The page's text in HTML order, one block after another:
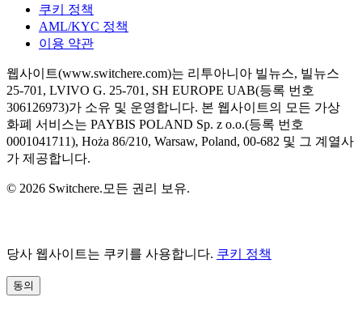
쿠키 정책
AML/KYC 정책
이용 약관
웹사이트(www.switchere.com)는 리투아니아 빌뉴스, 빌뉴스
25-701, LVIVO G. 25-701, SH EUROPE UAB(등록 번호
306126973)가 소유 및 운영합니다. 본 웹사이트의 모든 가상
화폐 서비스는 PAYBIS POLAND Sp. z o.o.(등록 번호
0001041711), Hoża 86/210, Warsaw, Poland, 00-682 및 그 계열사
가 제공합니다.
© 2026 Switchere.모든 권리 보유.
당사 웹사이트는 쿠키를 사용합니다. 쿠키 정책
동의